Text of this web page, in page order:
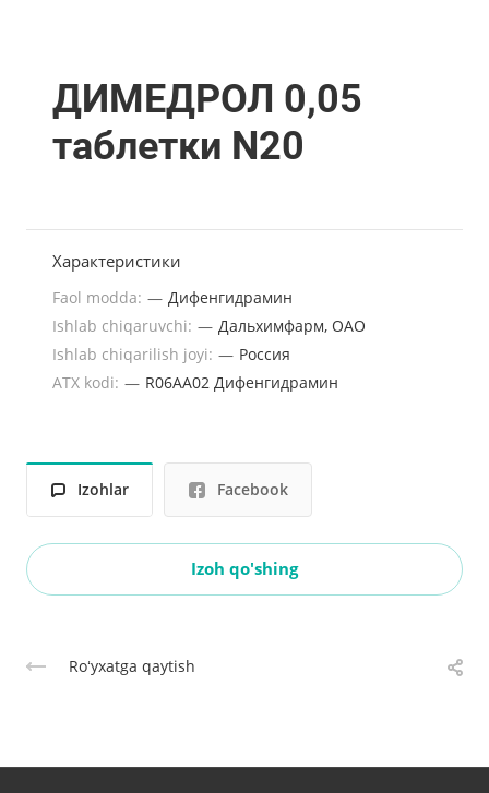
ДИМЕДРОЛ 0,05
таблетки N20
Характеристики
Faol modda: — Дифенгидрамин
Ishlab chiqaruvchi: — Дальхимфарм, ОАО
Ishlab chiqarilish joyi: — Россия
ATX kodi: — R06AA02 Дифенгидрамин
Izohlar Facebook
Izoh qo'shing
Roʻyxatga qaytish